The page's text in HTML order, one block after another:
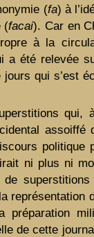
(fa) à
(facai). Car en
à la
a été relevée
qui s’est
qui,
assoiffé
ni plus ni
préparation
de cette